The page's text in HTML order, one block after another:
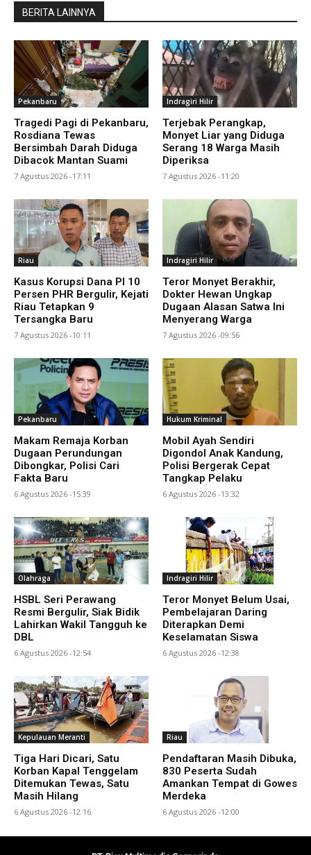
BERITA LAINNYA
Pekanbaru
Tragedi Pagi di Pekanbaru,
Rosdiana Tewas
Bersimbah Darah Diduga
Dibacok Mantan Suami
7 Agustus 2026 -17:11
Indragiri Hilir
Terjebak Perangkap,
Monyet Liar yang Diduga
Serang 18 Warga Masih
Diperiksa
7 Agustus 2026 -11:20
Riau
Kasus Korupsi Dana PI 10
Persen PHR Bergulir, Kejati
Riau Tetapkan 9
Tersangka Baru
7 Agustus 2026 -10:11
Indragiri Hilir
Teror Monyet Berakhir,
Dokter Hewan Ungkap
Dugaan Alasan Satwa Ini
Menyerang Warga
7 Agustus 2026 -09:56
Pekanbaru
Makam Remaja Korban
Dugaan Perundungan
Dibongkar, Polisi Cari
Fakta Baru
6 Agustus 2026 -15:39
Hukum Kriminal
Mobil Ayah Sendiri
Digondol Anak Kandung,
Polisi Bergerak Cepat
Tangkap Pelaku
6 Agustus 2026 -13:32
Olahraga
HSBL Seri Perawang
Resmi Bergulir, Siak Bidik
Lahirkan Wakil Tangguh ke
DBL
6 Agustus 2026 -12:54
Indragiri Hilir
Teror Monyet Belum Usai,
Pembelajaran Daring
Diterapkan Demi
Keselamatan Siswa
6 Agustus 2026 -12:38
Kepulauan Meranti
Tiga Hari Dicari, Satu
Korban Kapal Tenggelam
Ditemukan Tewas, Satu
Masih Hilang
6 Agustus 2026 -12:16
Riau
Pendaftaran Masih Dibuka,
830 Peserta Sudah
Amankan Tempat di Gowes
Merdeka
6 Agustus 2026 -12:00